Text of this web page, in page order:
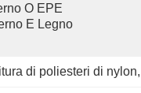
O EPE
E Legno
di poliesteri di nylon,